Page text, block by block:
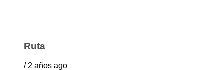
Ruta
/ 2 años ago